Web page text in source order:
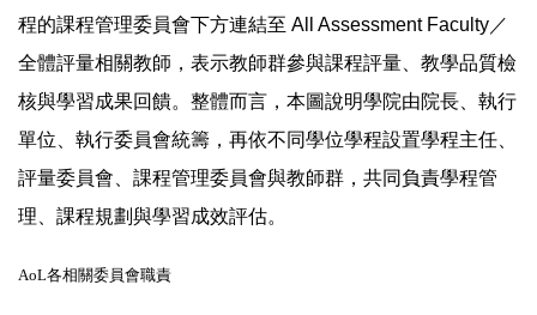
程的課程管理委員會下方連結至 All Assessment Faculty／
全體評量相關教師，表示教師群參與課程評量、教學品質檢
核與學習成果回饋。整體而言，本圖說明學院由院長、執行
單位、執行委員會統籌，再依不同學位學程設置學程主任、
評量委員會、課程管理委員會與教師群，共同負責學程管
理、課程規劃與學習成效評估。
AoL各相關委員會職責